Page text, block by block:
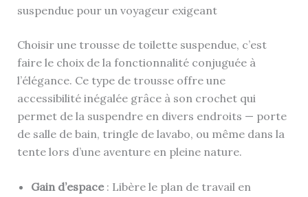
suspendue pour un voyageur exigeant
Choisir une trousse de toilette suspendue, c’est
faire le choix de la fonctionnalité conjuguée à
l’élégance. Ce type de trousse offre une
accessibilité inégalée grâce à son crochet qui
permet de la suspendre en divers endroits — porte
de salle de bain, tringle de lavabo, ou même dans la
tente lors d’une aventure en pleine nature.
Gain d’espace : Libère le plan de travail en